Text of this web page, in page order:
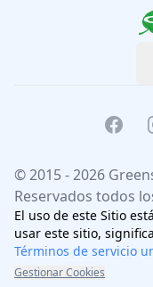
© 2015 -2026
Reservados todos
El uso de este Sitio
usar este sitio,
Términos de servicio
Gestionar Cookies